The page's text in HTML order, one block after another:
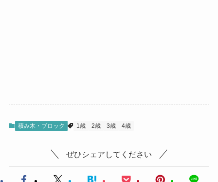
積み木・ブロック 1歳 2歳 3歳 4歳
ぜひシェアしてください